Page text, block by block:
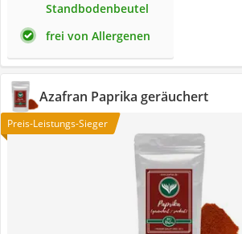
Standbodenbeutel
frei von Allergenen
Azafran Paprika geräuchert
Preis-Leistungs-Sieger